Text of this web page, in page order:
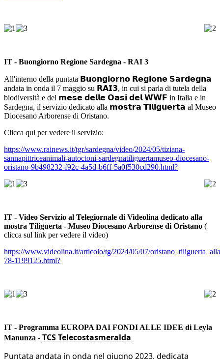
IT - Buongiorno Regione Sardegna - RAI 3
All'interno della puntata 𝗕𝘂𝗼𝗻𝗴𝗶𝗼𝗿𝗻𝗼 𝗥𝗲𝗴𝗶𝗼𝗻𝗲 𝗦𝗮𝗿𝗱𝗲𝗴𝗻𝗮
andata in onda il 7 maggio su 𝗥𝗔𝗜𝟯, in cui si parla di tutela della
biodiversità e del 𝗺𝗲𝘀𝗲 𝗱𝗲𝗹𝗹𝗲 𝗢𝗮𝘀𝗶 𝗱𝗲𝗹 𝗪𝗪𝗙 in Italia e in
Sardegna, il servizio dedicato alla 𝗺𝗼𝘀𝘁𝗿𝗮 𝗧𝗶𝗹𝗶𝗴𝘂𝗲𝗿𝘁𝗮 al Museo
Diocesano Arborense di Oristano.
Clicca qui per vedere il servizio:
https://www.rainews.it/tgr/sardegna/video/2024/05/tiziana-
sannapittriceanimali-autoctoni-sardegnatiliguertamuseo-diocesano-
oristano-9b498232-f92c-4a5d-b6ff-5a0f530cd290.html?
IT - Video Servizio al Telegiornale di Videolina dedicato alla
mostra Tiliguerta - Museo Diocesano Arborense di Oristano (
clicca sul link per vedere il video)
https://www.videolina.it/articolo/tg/2024/05/07/
78-1199125.html?
IT - Programma EUROPA DAI FONDI ALLE IDEE di Leyla
Manunza - TCS Telecostasmeralda
Puntata andata in onda nel giugno 2023, dedicata